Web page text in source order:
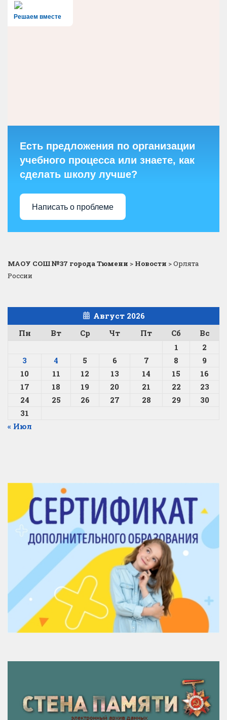
Решаем вместе
Есть предложения по организации
учебного процесса или знаете, как
сделать школу лучше?
Написать о проблеме
МАОУ СОШ №37 города Тюмени > Новости >Орлята
России
Август 2026
Пн
Вт Ср Чт Пт Сб
Вс
1
2
3
4 5 6 7 8
9
10
11 12 13 14 15
16
17
18 19 20 21 22
23
24
25 26 27 28 29
30
31
« Июл